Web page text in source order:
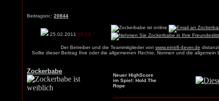
Beitragsnr.: 20844
25.02.2011 02:12
Der Betreiber und die Teammitglieder von www.eintr8-4ever.de
Sollte dieser Beitrag Ihre oder die allgemeinen Rechte, Normen und die
Zockerbabe
Neuer HighScore
im Spiel: Hold The
Rope